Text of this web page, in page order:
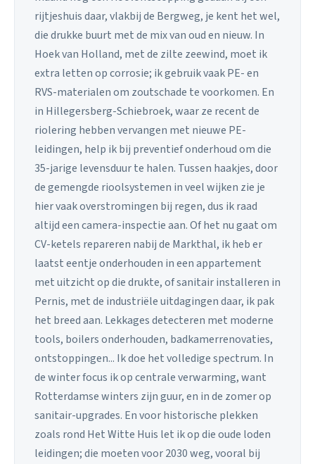
rijtjeshuis daar, vlakbij de Bergweg, je kent het wel,
die drukke buurt met de mix van oud en nieuw. In
Hoek van Holland, met de zilte zeewind, moet ik
extra letten op corrosie; ik gebruik vaak PE- en
RVS-materialen om zoutschade te voorkomen. En
in Hillegersberg-Schiebroek, waar ze recent de
riolering hebben vervangen met nieuwe PE-
leidingen, help ik bij preventief onderhoud om die
35-jarige levensduur te halen. Tussen haakjes, door
de gemengde rioolsystemen in veel wijken zie je
hier vaak overstromingen bij regen, dus ik raad
altijd een camera-inspectie aan. Of het nu gaat om
CV-ketels repareren nabij de Markthal, ik heb er
laatst eentje onderhouden in een appartement
met uitzicht op die drukte, of sanitair installeren in
Pernis, met de industriële uitdagingen daar, ik pak
het breed aan. Lekkages detecteren met moderne
tools, boilers onderhouden, badkamerrenovaties,
ontstoppingen... Ik doe het volledige spectrum. In
de winter focus ik op centrale verwarming, want
Rotterdamse winters zijn guur, en in de zomer op
sanitair-upgrades. En voor historische plekken
zoals rond Het Witte Huis let ik op die oude loden
leidingen; die moeten voor 2030 weg, vooral bij